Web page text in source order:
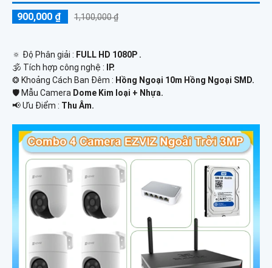
900,000 ₫ 1,100,000 ₫
🔅 Độ Phân giải : FULL HD 1080P .
🕉️ Tích hợp công nghệ :
IP.
❂ Khoảng Cách Ban Đêm : Hồng Ngoại 10m Hồng Ngoại SMD.
🛡 Mẫu Camera Dome Kim loại + Nhựa.
️📢 Ưu Điểm : Thu Âm.